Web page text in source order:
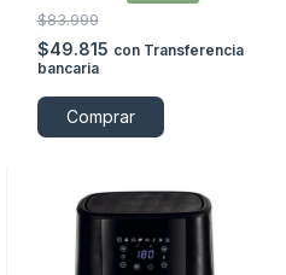
$83.999
$49.815 con Transferencia
bancaria
Comprar